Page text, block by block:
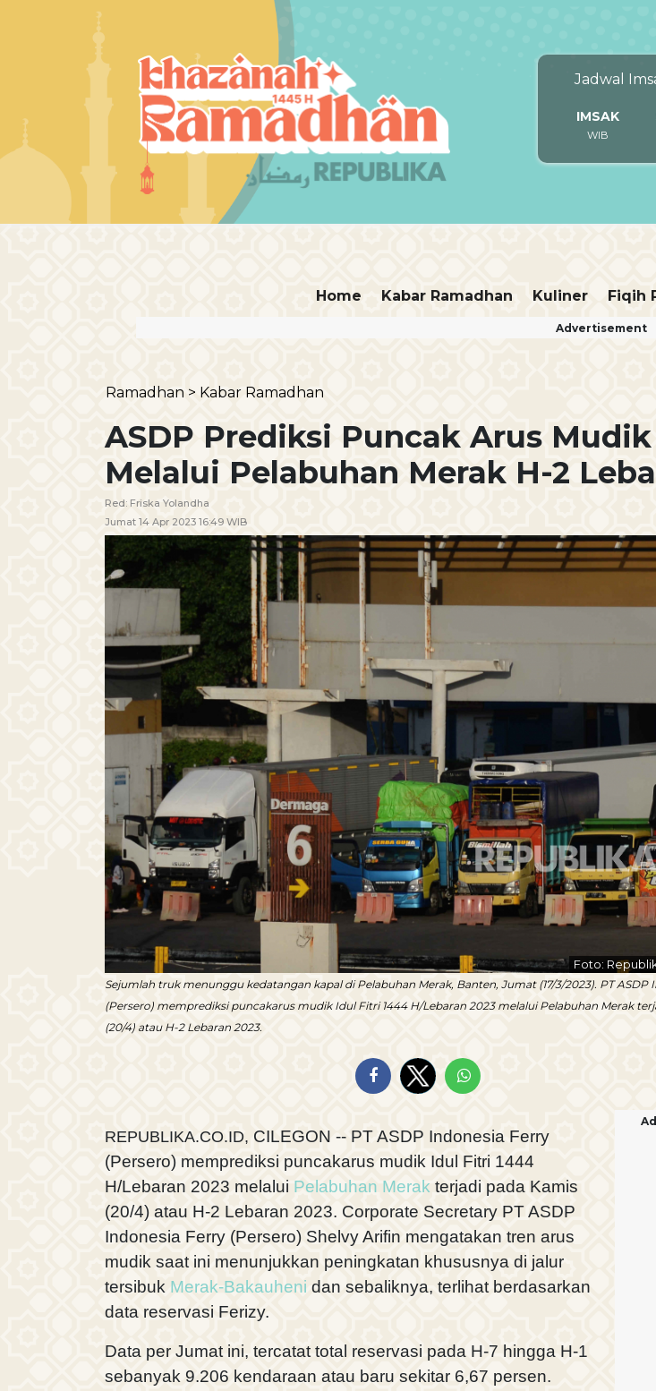
Jadwal
IMSAK
WIB
Home Kabar Ramadhan Kuliner Fiqih
Advertisement
Ramadhan > Kabar Ramadhan
ASDP Prediksi Puncak Arus Mudik
Melalui Pelabuhan Merak H-2
Red: Friska Yolandha
Jumat 14 Apr 2023 16:49 WIB
Foto:
Sejumlah truk menunggu kedatangan kapal di Pelabuhan Merak, Banten, Jumat (17/3/2023). PT ASDP
(Persero) memprediksi puncakarus mudik Idul Fitri 1444 H/Lebaran 2023 melalui Pelabuhan Merak
(20/4) atau H-2 Lebaran 2023.
REPUBLIKA.CO.ID, CILEGON -- PT ASDP Indonesia Ferry
(Persero) memprediksi puncakarus mudik Idul Fitri 1444
H/Lebaran 2023 melalui Pelabuhan Merak terjadi pada Kamis
(20/4) atau H-2 Lebaran 2023. Corporate Secretary PT ASDP
Indonesia Ferry (Persero) Shelvy Arifin mengatakan tren arus
mudik saat ini menunjukkan peningkatan khususnya di jalur
tersibuk Merak-Bakauheni dan sebaliknya, terlihat berdasarkan
data reservasi Ferizy.
Data per Jumat ini, tercatat total reservasi pada H-7 hingga H-1
sebanyak 9.206 kendaraan atau baru sekitar 6,67 persen.